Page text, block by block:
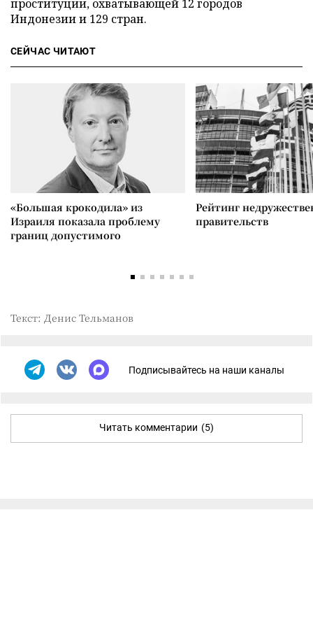
проституции, охватывающей 12 городов
Индонезии и 129 стран.
СЕЙЧАС ЧИТАЮТ
«Большая крокодила» из
Израиля показала проблему
границ допустимого
Рейтинг
правительств
Текст: Денис Тельманов
Подписывайтесь на наши каналы
Читать комментарии (5)